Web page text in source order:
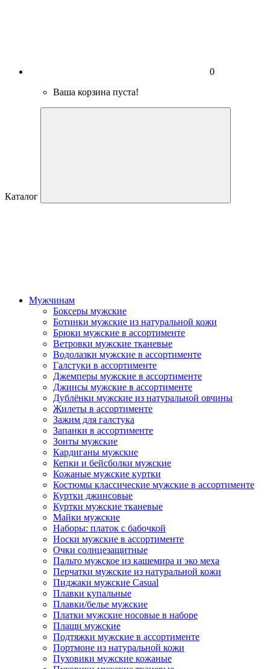
0
Ваша корзина пуста!
Каталог
Мужчинам
Боксеры мужские
Ботинки мужские из натуральной кожи
Брюки мужские в ассортименте
Ветровки мужские тканевые
Водолазки мужские в ассортименте
Галстуки в ассортименте
Джемперы мужские в ассортименте
Джинсы мужские в ассортименте
Дублёнки мужские из натуральной овчины
Жилеты в ассортименте
Зажим для галстука
Запанки в ассортименте
Зонты мужские
Кардиганы мужские
Кепки и бейсболки мужские
Кожаные мужские куртки
Костюмы классические мужские в ассортименте
Куртки джинсовые
Куртки мужские тканевые
Майки мужские
Наборы: платок с бабочкой
Носки мужские в ассортименте
Очки солнцезащитные
Пальто мужское из кашемира и эко меха
Перчатки мужские из натуральной кожи
Пиджаки мужские Casual
Плавки купальные
Плавки/белье мужские
Платки мужские носовые в наборе
Плащи мужские
Подтяжки мужские в ассортименте
Портмоне из натуральной кожи
Пуховики мужские кожаные